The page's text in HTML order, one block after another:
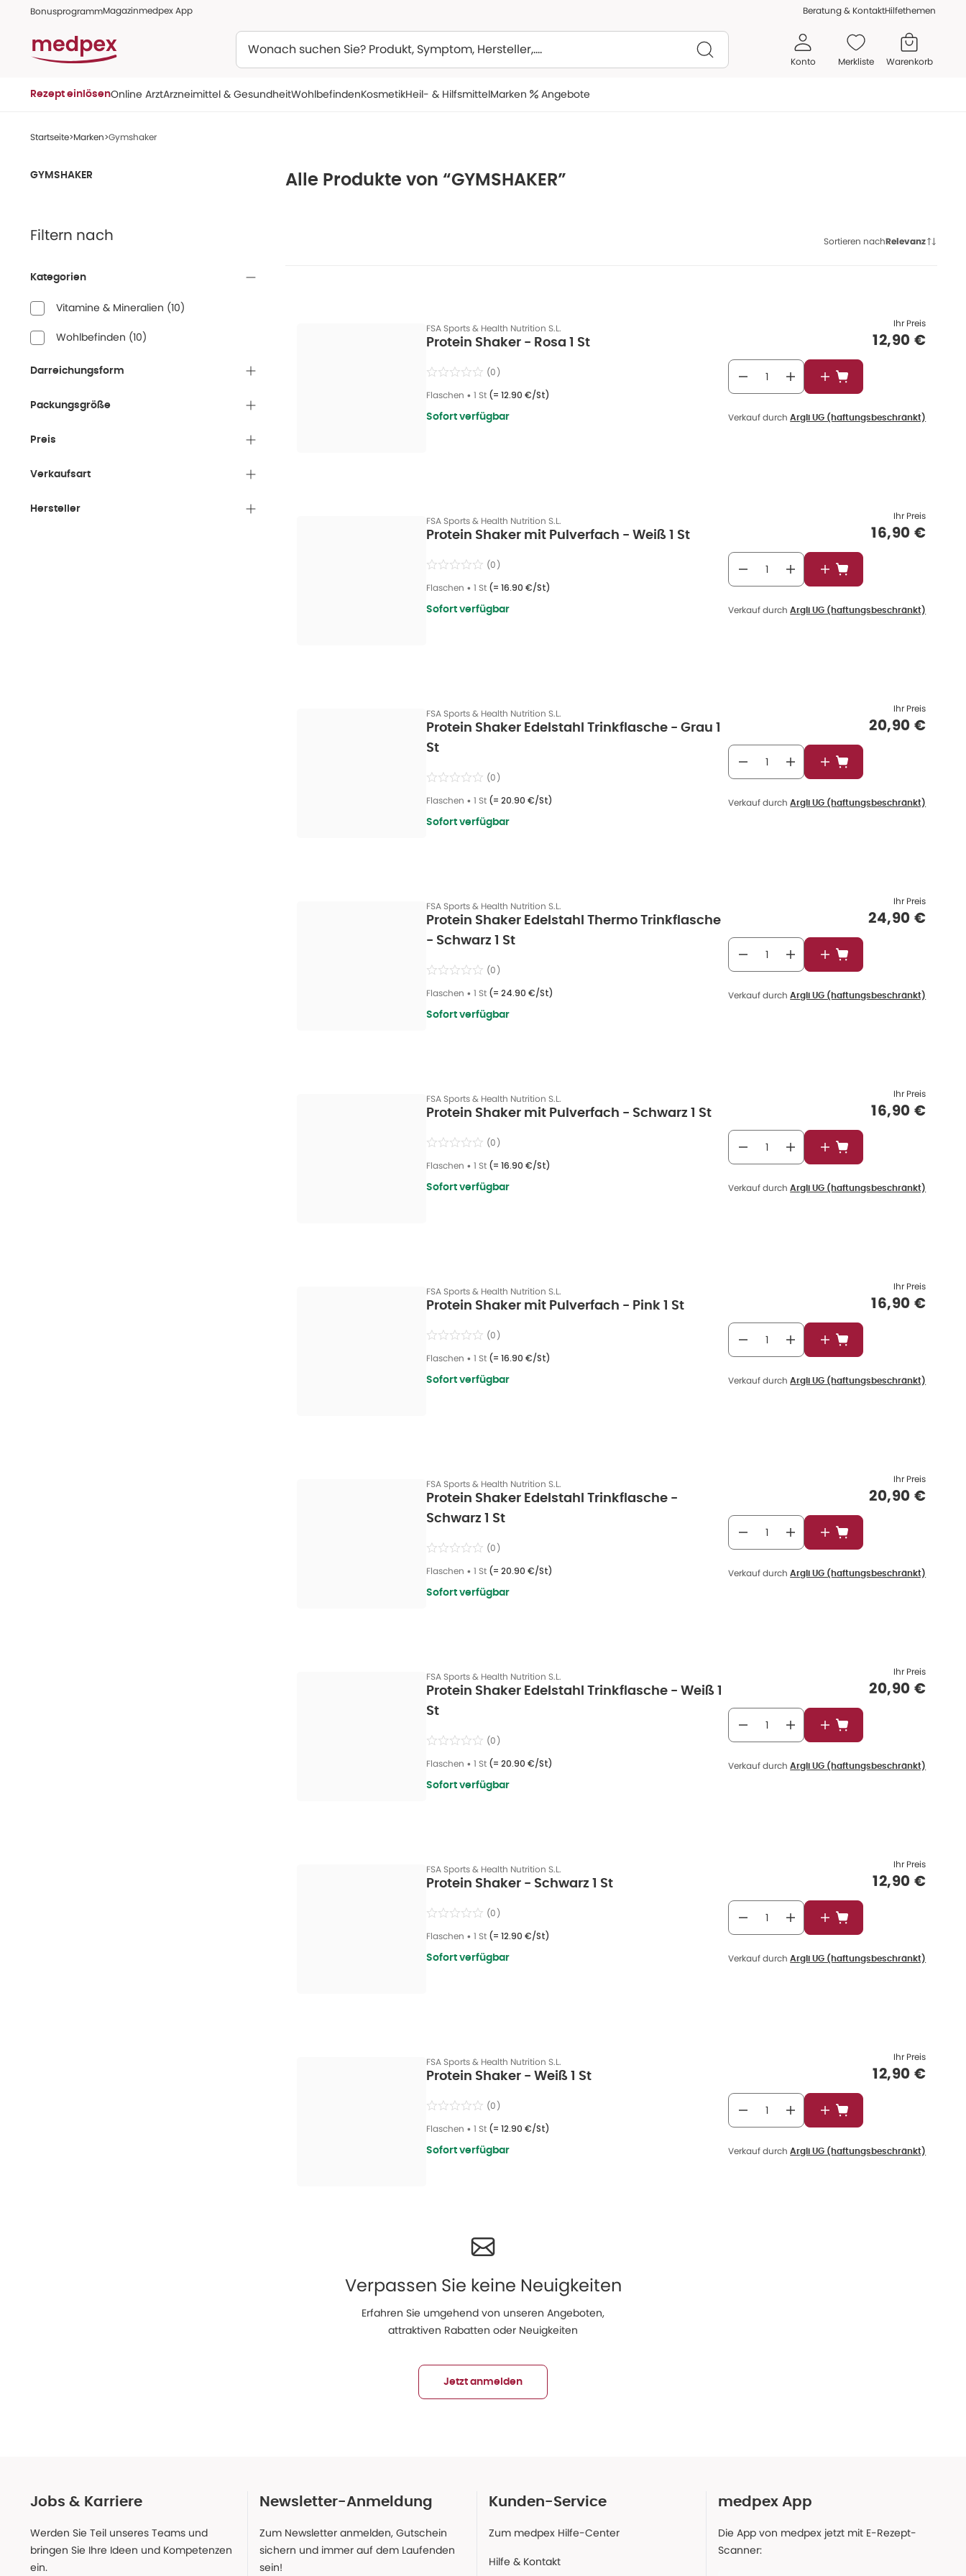
BonusprogrammMagazinmedpex App Beratung & KontaktHilfethemen
Konto Merkliste Warenkorb
Rezept einlösenOnline ArztArzneimittel & GesundheitWohlbefindenKosmetikHeil- & HilfsmittelMarken Angebote
Startseite Marken Gymshaker
Alle Produkte von “GYMSHAKER”
GYMSHAKER
Filtern nach
Kategorien
Vitamine & Mineralien (10)
Wohlbefinden (10)
Darreichungsform
Packungsgröße
Preis
Verkaufsart
Hersteller
Sortieren nachRelevanz
FSA Sports & Health Nutrition S.L.
Protein Shaker - Rosa 1 St
(0)
Flaschen • 1 St (= 12.90 €/St)
Sofort verfügbar
Ihr Preis
12,90 €
In den Warenkorb
Verkauf durch Argli UG (haftungsbeschränkt)
FSA Sports & Health Nutrition S.L.
Protein Shaker mit Pulverfach - Weiß 1 St
(0)
Flaschen • 1 St (= 16.90 €/St)
Sofort verfügbar
Ihr Preis
16,90 €
In den Warenkorb
Verkauf durch Argli UG (haftungsbeschränkt)
FSA Sports & Health Nutrition S.L.
Protein Shaker Edelstahl Trinkflasche - Grau 1
St
(0)
Flaschen • 1 St (= 20.90 €/St)
Sofort verfügbar
Ihr Preis
20,90 €
In den Warenkorb
Verkauf durch Argli UG (haftungsbeschränkt)
FSA Sports & Health Nutrition S.L.
Protein Shaker Edelstahl Thermo Trinkflasche
- Schwarz 1 St
(0)
Flaschen • 1 St (= 24.90 €/St)
Sofort verfügbar
Ihr Preis
24,90 €
In den Warenkorb
Verkauf durch Argli UG (haftungsbeschränkt)
FSA Sports & Health Nutrition S.L.
Protein Shaker mit Pulverfach - Schwarz 1 St
(0)
Flaschen • 1 St (= 16.90 €/St)
Sofort verfügbar
Ihr Preis
16,90 €
In den Warenkorb
Verkauf durch Argli UG (haftungsbeschränkt)
FSA Sports & Health Nutrition S.L.
Protein Shaker mit Pulverfach - Pink 1 St
(0)
Flaschen • 1 St (= 16.90 €/St)
Sofort verfügbar
Ihr Preis
16,90 €
In den Warenkorb
Verkauf durch Argli UG (haftungsbeschränkt)
FSA Sports & Health Nutrition S.L.
Protein Shaker Edelstahl Trinkflasche -
Schwarz 1 St
(0)
Flaschen • 1 St (= 20.90 €/St)
Sofort verfügbar
Ihr Preis
20,90 €
In den Warenkorb
Verkauf durch Argli UG (haftungsbeschränkt)
FSA Sports & Health Nutrition S.L.
Protein Shaker Edelstahl Trinkflasche - Weiß 1
St
(0)
Flaschen • 1 St (= 20.90 €/St)
Sofort verfügbar
Ihr Preis
20,90 €
In den Warenkorb
Verkauf durch Argli UG (haftungsbeschränkt)
FSA Sports & Health Nutrition S.L.
Protein Shaker - Schwarz 1 St
(0)
Flaschen • 1 St (= 12.90 €/St)
Sofort verfügbar
Ihr Preis
12,90 €
In den Warenkorb
Verkauf durch Argli UG (haftungsbeschränkt)
FSA Sports & Health Nutrition S.L.
Protein Shaker - Weiß 1 St
(0)
Flaschen • 1 St (= 12.90 €/St)
Sofort verfügbar
Ihr Preis
12,90 €
In den Warenkorb
Verkauf durch Argli UG (haftungsbeschränkt)
Verpassen Sie keine Neuigkeiten
Erfahren Sie umgehend von unseren Angeboten,
attraktiven Rabatten oder Neuigkeiten
Jetzt anmelden
Jobs & Karriere
Werden Sie Teil unseres Teams und
bringen Sie Ihre Ideen und Kompetenzen
ein.
Newsletter-Anmeldung
Zum Newsletter anmelden, Gutschein
sichern und immer auf dem Laufenden
sein!
Kunden-Service
Zum medpex Hilfe-Center
Hilfe & Kontakt
medpex App
Die App von medpex jetzt mit E-Rezept-
Scanner: